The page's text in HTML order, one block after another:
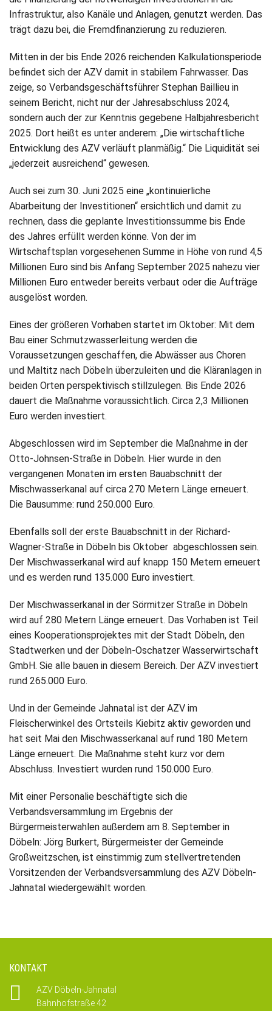
Infrastruktur, also Kanäle und Anlagen, genutzt werden. Das
trägt dazu bei, die Fremdfinanzierung zu reduzieren.
Mitten in der bis Ende 2026 reichenden Kalkulationsperiode
befindet sich der AZV damit in stabilem Fahrwasser. Das
zeige, so Verbandsgeschäftsführer Stephan Baillieu in
seinem Bericht, nicht nur der Jahresabschluss 2024,
sondern auch der zur Kenntnis gegebene Halbjahresbericht
2025. Dort heißt es unter anderem: „Die wirtschaftliche
Entwicklung des AZV verläuft planmäßig.“ Die Liquidität sei
„jederzeit ausreichend“ gewesen.
Auch sei zum 30. Juni 2025 eine „kontinuierliche
Abarbeitung der Investitionen“ ersichtlich und damit zu
rechnen, dass die geplante Investitionssumme bis Ende
des Jahres erfüllt werden könne. Von der im
Wirtschaftsplan vorgesehenen Summe in Höhe von rund 4,5
Millionen Euro sind bis Anfang September 2025 nahezu vier
Millionen Euro entweder bereits verbaut oder die Aufträge
ausgelöst worden.
Eines der größeren Vorhaben startet im Oktober: Mit dem
Bau einer Schmutzwasserleitung werden die
Voraussetzungen geschaffen, die Abwässer aus Choren
und Maltitz nach Döbeln überzuleiten und die Kläranlagen in
beiden Orten perspektivisch stillzulegen. Bis Ende 2026
dauert die Maßnahme voraussichtlich. Circa 2,3 Millionen
Euro werden investiert.
Abgeschlossen wird im September die Maßnahme in der
Otto-Johnsen-Straße in Döbeln. Hier wurde in den
vergangenen Monaten im ersten Bauabschnitt der
Mischwasserkanal auf circa 270 Metern Länge erneuert.
Die Bausumme: rund 250.000 Euro.
Ebenfalls soll der erste Bauabschnitt in der Richard-
Wagner-Straße in Döbeln bis Oktober abgeschlossen sein.
Der Mischwasserkanal wird auf knapp 150 Metern erneuert
und es werden rund 135.000 Euro investiert.
Der Mischwasserkanal in der Sörmitzer Straße in Döbeln
wird auf 280 Metern Länge erneuert. Das Vorhaben ist Teil
eines Kooperationsprojektes mit der Stadt Döbeln, den
Stadtwerken und der Döbeln-Oschatzer Wasserwirtschaft
GmbH. Sie alle bauen in diesem Bereich. Der AZV investiert
rund 265.000 Euro.
Und in der Gemeinde Jahnatal ist der AZV im
Fleischerwinkel des Ortsteils Kiebitz aktiv geworden und
hat seit Mai den Mischwasserkanal auf rund 180 Metern
Länge erneuert. Die Maßnahme steht kurz vor dem
Abschluss. Investiert wurden rund 150.000 Euro.
Mit einer Personalie beschäftigte sich die
Verbandsversammlung im Ergebnis der
Bürgermeisterwahlen außerdem am 8. September in
Döbeln: Jörg Burkert, Bürgermeister der Gemeinde
Großweitzschen, ist einstimmig zum stellvertretenden
Vorsitzenden der Verbandsversammlung des AZV Döbeln-
Jahnatal wiedergewählt worden.
KONTAKT
AZV Döbeln-Jahnatal
Bahnhofstraße 42